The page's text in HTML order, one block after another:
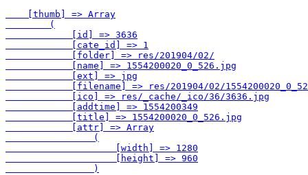
    [thumb] => Array
        (
            [id] => 3636
            [cate_id] => 1
            [folder] => res/201904/02/
            [name] => 1554200020_0_526.jpg
            [ext] => jpg
[filename] => res/201904/02/
            [ico] => res/_cache/_ico/36/3636.jpg
            [addtime] => 1554200349
            [title] => 1554200020_0_526.jpg
            [attr] => Array
                (
                    [width] => 1280
                    [height] => 960
                )